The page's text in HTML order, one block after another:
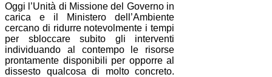
Oggi l’Unità di Missione del Governo in
carica e il Ministero dell’Ambiente
cercano di ridurre notevolmente i tempi
per sbloccare subito gli interventi
individuando al contempo le risorse
prontamente disponibili per opporre al
dissesto qualcosa di molto concreto.